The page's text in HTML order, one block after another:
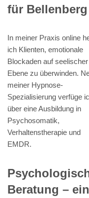
für Bellenberg
In meiner Praxis online
ich Klienten, emotionale
Blockaden auf seelischer
Ebene zu überwinden.
meiner Hypnose-
Spezialisierung verfüge
über eine Ausbildung in
Psychosomatik,
Verhaltenstherapie und
EMDR.
Beratung – ein